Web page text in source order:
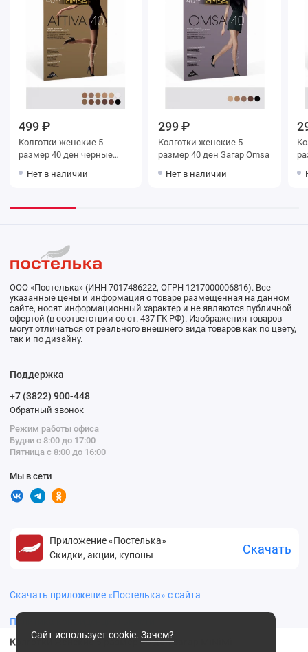
Колготки женские 5 размер 40 ден Загар MiNiMi
499 ₽
Колготки женские 5
размер 40 ден черные
Нет в наличии
299 ₽
Колготки женские 5
размер 40 ден Загар Omsa
Нет в наличии
Сайт использует cookie. Зачем?
ООО «Постелька» (ИНН 7017486222, ОГРН 1217000006816). Все
указанные цены и информация о товаре размещенная на данном
сайте, носят информационный характер и не являются публичной
офертой (в соответствии со ст. 437 ГК РФ). Изображения товаров
могут отличаться от реального внешнего вида товаров как по цвету,
так и по дизайну.
Поддержка
+7 (3822) 900-448
Обратный звонок
Режим работы офиса
Будни с 8:00 до 17:00
Пятница с 8:00 до 16:00
Мы в сети
Приложение «Постелька»
Скидки, акции, купоны
Скачать
Скачать приложение «Постелька» с сайта
Политика конфиденциальности